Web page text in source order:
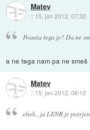
Matev
:: 15. jan 2012, 07:32
Poanta tega je? Da ne
a ne tega nam pa ne smeš
Matev
:: 15. jan 2012, 08:12
eheh.. ja LENR je